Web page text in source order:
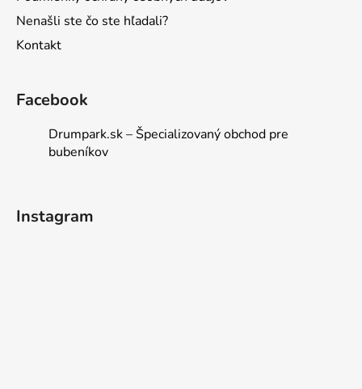
Nenašli ste čo ste hľadali?
Kontakt
Facebook
Drumpark.sk – Špecializovaný obchod pre
bubeníkov
Instagram